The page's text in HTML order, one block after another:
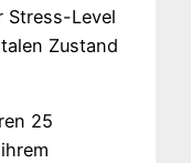
Stress-Level
Zustand
25